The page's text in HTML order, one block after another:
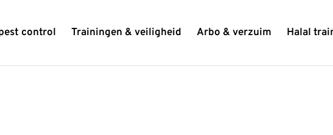
control Trainingen & veiligheid Arbo & verzuim Halal